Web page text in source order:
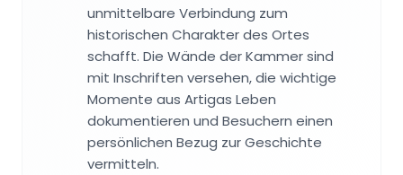
unmittelbare Verbindung zum
historischen Charakter des Ortes
schafft. Die Wände der Kammer sind
mit Inschriften versehen, die wichtige
Momente aus Artigas Leben
dokumentieren und Besuchern einen
persönlichen Bezug zur Geschichte
vermitteln.